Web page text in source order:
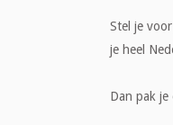
Stel je
je heel
Dan pak